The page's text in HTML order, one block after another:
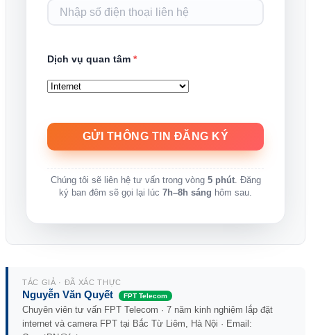
Dịch vụ quan tâm *
Chúng tôi sẽ liên hệ tư vấn trong vòng 5 phút. Đăng
ký ban đêm sẽ gọi lại lúc 7h–8h sáng hôm sau.
TÁC GIẢ · ĐÃ XÁC THỰC
Nguyễn Văn Quyết FPT Telecom
Chuyên viên tư vấn FPT Telecom · 7 năm kinh nghiệm lắp đặt
internet và camera FPT tại Bắc Từ Liêm, Hà Nội · Email: